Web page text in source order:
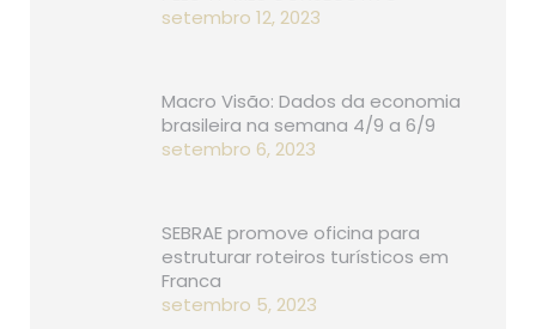
setembro 12, 2023
Macro Visão: Dados da economia
brasileira na semana 4/9 a 6/9
setembro 6, 2023
SEBRAE promove oficina para
estruturar roteiros turísticos em
Franca
setembro 5, 2023